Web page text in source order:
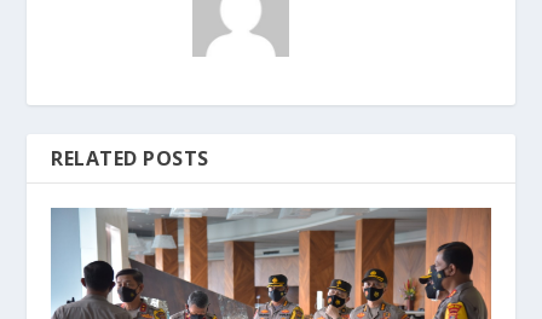
RELATED POSTS